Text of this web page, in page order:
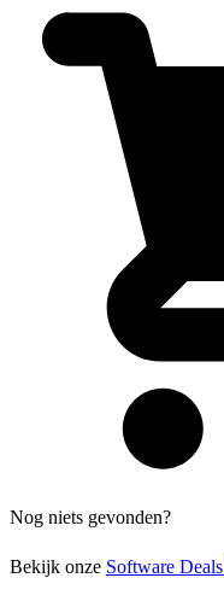
Nog niets gevonden?
Bekijk onze Software Deals